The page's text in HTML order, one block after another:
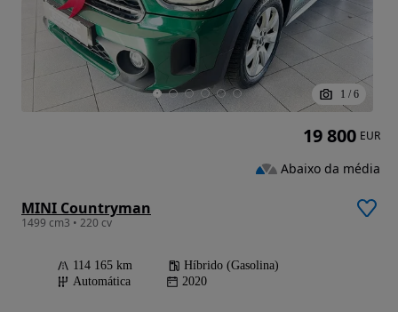
1 / 6
MINI Countryman
1499 cm3 • 220 cv
114 165 km
Híbrido (Gasolina)
Automática
2020
19 800 EUR
Abaixo da média